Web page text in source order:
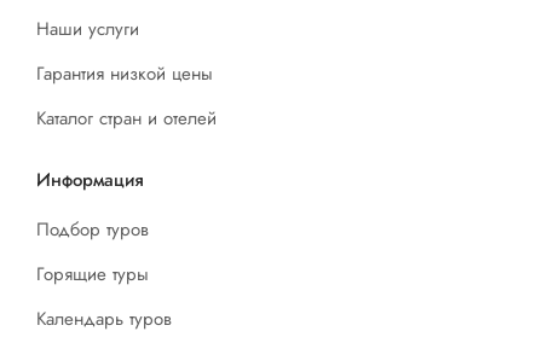
Наши услуги
Гарантия низкой цены
Каталог стран и отелей
Информация
Подбор туров
Горящие туры
Календарь туров